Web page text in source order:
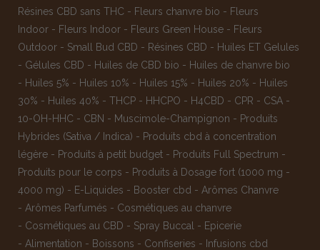
Résines CBD sans THC - Fleurs chanvre bio - Fleurs
Indoor - Fleurs Indoor - Fleurs Green House - Fleurs
Outdoor - Small Bud CBD - Résines CBD - Huiles ET Gelules
- Gélules CBD - Huiles de CBD bio - Huiles de chanvre bio
- Huiles 5% - Huiles 10% - Huiles 15% - Huiles 20% - Huiles
30% - Huiles 40% - THCP - HHCPO - H4CBD - CPR - CSA -
10-OH-HHC - CBN - Muscimole-Champignon - Produits
Hybrides (Sativa / Indica) - Produits cbd à concentration
légère - Produits à petit budget - Produits Full Spectrum -
Produits pour le corps - Produits à Dosage fort (1000 mg -
4000 mg) - E-Liquides - Booster cbd - Arômes Chanvre
- Arômes Parfumés - Cosmétiques au chanvre
- Cosmétiques au CBD - Spray Buccal - Epicerie
- Alimentation - Boissons - Confiseries - Infusions cbd